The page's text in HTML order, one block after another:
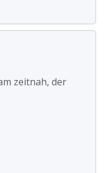
zeitnah, der